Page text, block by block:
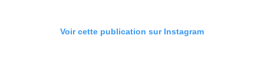
Voir cette publication sur Instagram